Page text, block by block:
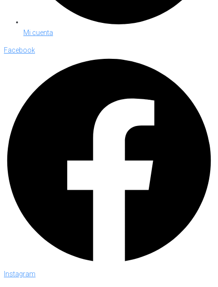
Mi cuenta
Facebook
Instagram